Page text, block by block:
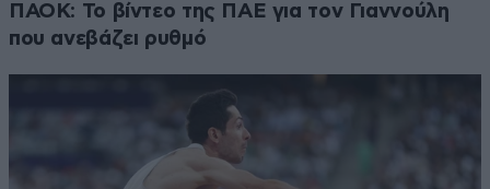
ΠΑΟΚ: Το βίντεο της ΠΑΕ για τον Γιαννούλη
που ανεβάζει ρυθμό